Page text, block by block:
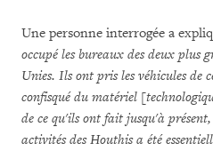
Une personne interrogée a
occupé les bureaux des deux plus
Unies. Ils ont pris les véhicules de
confisqué du matériel
de ce qu'ils ont fait jusqu'à présent,
activités des Houthis a été